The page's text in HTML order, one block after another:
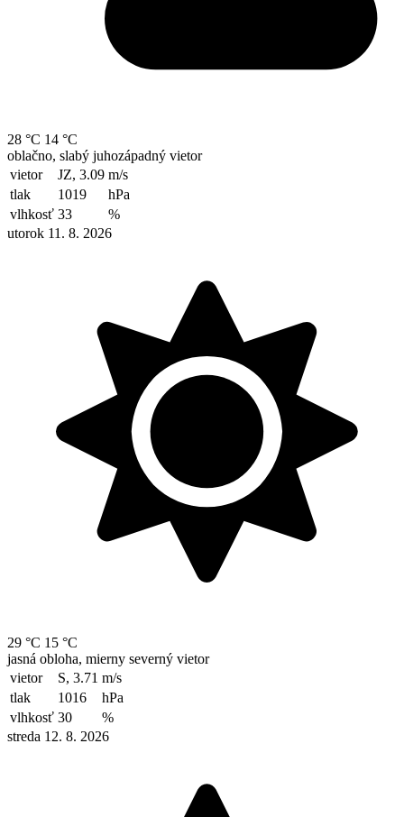
28 °C 14 °C
oblačno, slabý juhozápadný vietor
vietor
JZ, 3.09 m/s
tlak
1019
hPa
vlhkosť 33
%
utorok 11. 8. 2026
29 °C 15 °C
jasná obloha, mierny severný vietor
vietor
S, 3.71 m/s
tlak
1016
hPa
vlhkosť 30
%
streda 12. 8. 2026